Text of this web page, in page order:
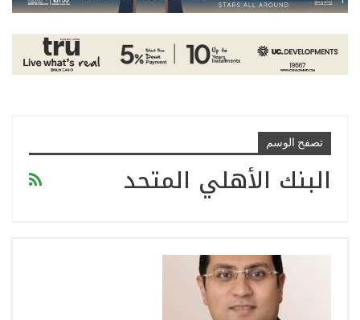
تصفح الوسم
البنك الأهلي المتحد